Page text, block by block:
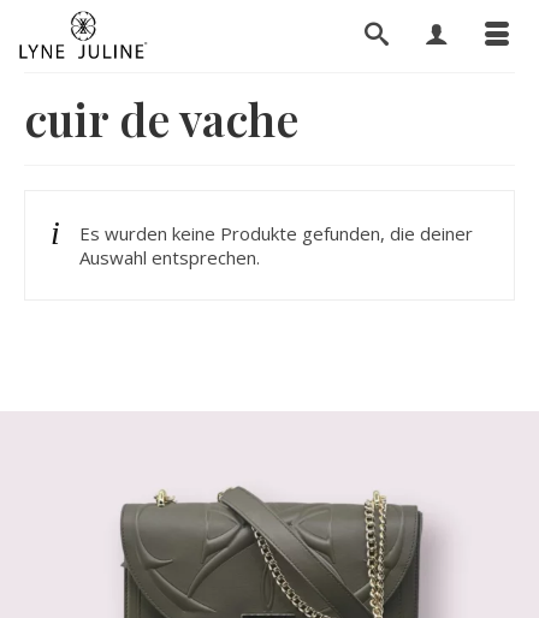
cuir de vache
Es wurden keine Produkte gefunden, die deiner
Auswahl entsprechen.